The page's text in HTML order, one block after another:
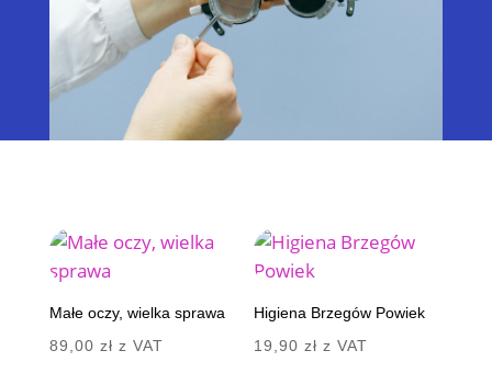
Małe oczy, wielka sprawa
89,00 zł z VAT
Higiena Brzegów Powiek
19,90zł z VAT